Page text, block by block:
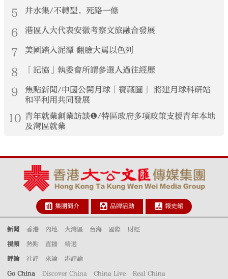
5 井水集/不轉型，死路一條
6 港區人大代表安徽考察文旅融合發展
7 美國踏入泥潭 翻臉大罵以色列
8 「記協」執委會所謂參選人過往經歷
9
焦點新聞/中國公開月球「寶藏圖」 將建月球科研站
和平利用共同發展
10 青年就業創業訪談❶/特區政府多項政策支援青年本地
及灣區就業
集團簡介 品牌活動 報史館
新聞 香港 內地 大灣區 台海 國際 財經
視頻 熱點 直播 精選
評論 社評 來論 港評論
Go China Discover China China Live Real China